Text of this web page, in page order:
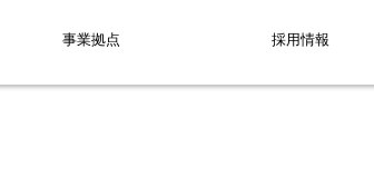
事業拠点 採用情報